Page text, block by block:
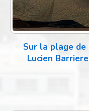
Sur la plage de
Lucien